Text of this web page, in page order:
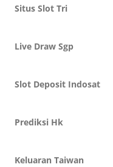
Situs Slot Tri
Live Draw Sgp
Slot Deposit Indosat
Prediksi Hk
Keluaran Taiwan